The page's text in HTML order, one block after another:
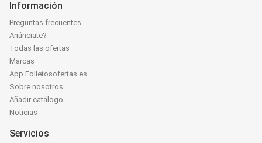
Información
Preguntas frecuentes
Anúnciate?
Todas las ofertas
Marcas
App Folletosofertas.es
Sobre nosotros
Añadir catálogo
Noticias
Servicios